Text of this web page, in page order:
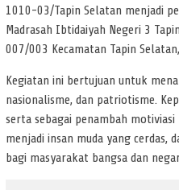
1010-03/Tapin Selatan menjadi
Madrasah Ibtidaiyah Negeri 3
007/003 Kecamatan Tapin
Kegiatan ini bertujuan untuk
nasionalisme, dan patriotisme.
serta sebagai penambah
menjadi insan muda yang cerdas,
bagi masyarakat bangsa dan